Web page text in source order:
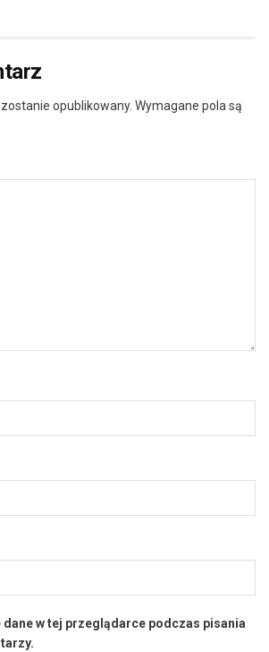
opublikowany. Wymagane pola są
w tej przeglądarce podczas pisania